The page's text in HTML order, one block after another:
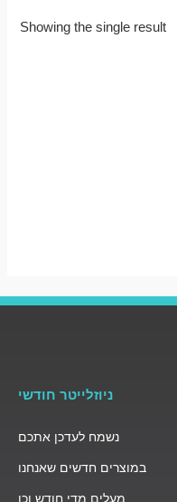
Showing the single result
ניוזלייטר חודשי
נשמח לעדכן אתכם
במוצרים חדשים שאנחנו
מעלים מדי חודש וכן